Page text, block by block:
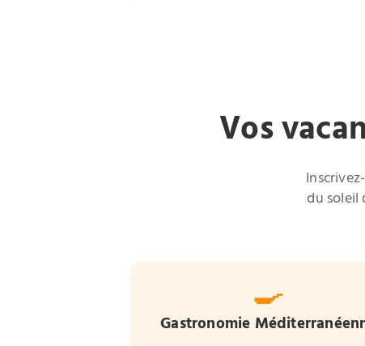
Vos
du soleil
🍳
Gastronomie